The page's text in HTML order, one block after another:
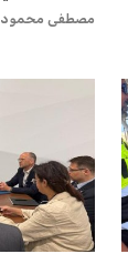
مصطفى محمود